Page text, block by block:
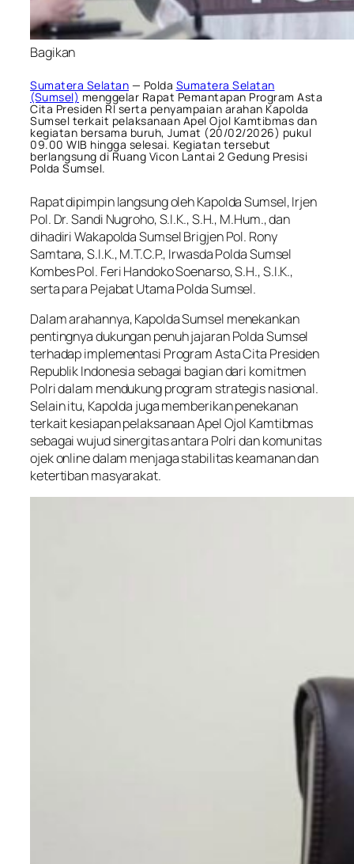
Bagikan
Sumatera Selatan — Polda Sumatera Selatan
(Sumsel) menggelar Rapat Pemantapan Program Asta
Cita Presiden RI serta penyampaian arahan Kapolda
Sumsel terkait pelaksanaan Apel Ojol Kamtibmas dan
kegiatan bersama buruh, Jumat (20/02/2026) pukul
09.00 WIB hingga selesai. Kegiatan tersebut
berlangsung di Ruang Vicon Lantai 2 Gedung Presisi
Polda Sumsel.
Rapat dipimpin langsung oleh Kapolda Sumsel, Irjen
Pol. Dr. Sandi Nugroho, S.I.K., S.H., M.Hum., dan
dihadiri Wakapolda Sumsel Brigjen Pol. Rony
Samtana, S.I.K., M.T.C.P., Irwasda Polda Sumsel
Kombes Pol. Feri Handoko Soenarso, S.H., S.I.K.,
serta para Pejabat Utama Polda Sumsel.
Dalam arahannya, Kapolda Sumsel menekankan
pentingnya dukungan penuh jajaran Polda Sumsel
terhadap implementasi Program Asta Cita Presiden
Republik Indonesia sebagai bagian dari komitmen
Polri dalam mendukung program strategis nasional.
Selain itu, Kapolda juga memberikan penekanan
terkait kesiapan pelaksanaan Apel Ojol Kamtibmas
sebagai wujud sinergitas antara Polri dan komunitas
ojek online dalam menjaga stabilitas keamanan dan
ketertiban masyarakat.